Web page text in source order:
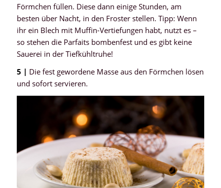
Förmchen füllen. Diese dann einige Stunden, am
besten über Nacht, in den Froster stellen. Tipp: Wenn
ihr ein Blech mit Muffin-Vertiefungen habt, nutzt es –
so stehen die Parfaits bombenfest und es gibt keine
Sauerei in der Tiefkühltruhe!
5 | Die fest gewordene Masse aus den Förmchen lösen
und sofort servieren.